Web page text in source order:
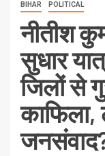
BIHAR POLITICAL
नीतीश
सुधार
जिलों से
काफिला,